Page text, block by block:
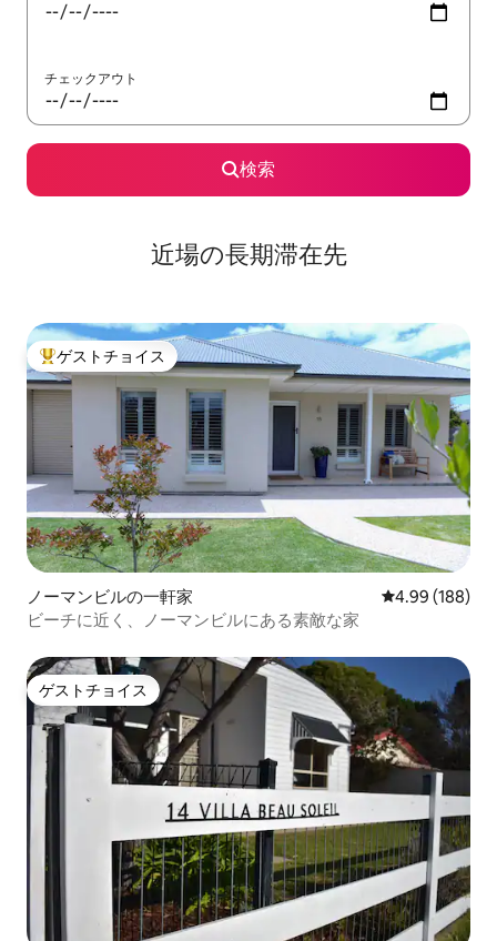
チェックアウト
検索
近場の長期滞在先
大好評のゲストチョイスです。
ゲストチョイス
ノーマンビルの一軒家 レビュー188
4.99 (188)
ビーチに近く、ノーマンビルにある素敵な家
ゲストチョイス
ゲストチョイス